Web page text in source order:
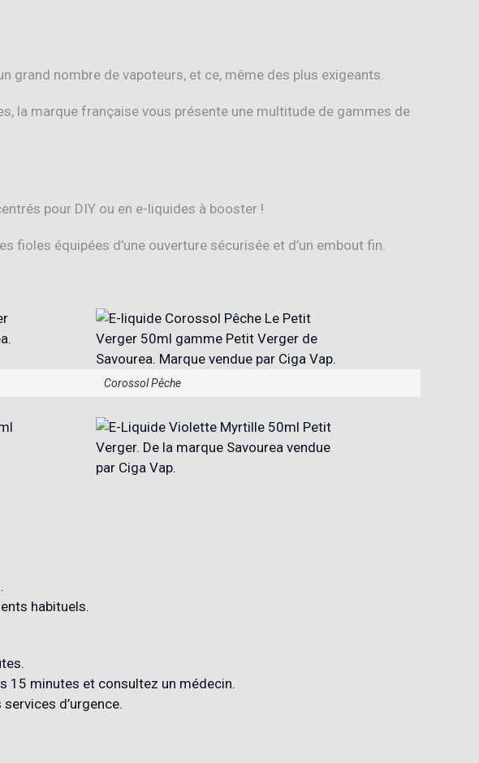
grand nombre de vapoteurs, et ce, même des plus exigeants.
la marque française vous présente une multitude de gammes de
pour DIY ou en e-liquides à booster !
équipées d’une ouverture sécurisée et d’un embout fin.
Corossol Pêche
habituels.
15 minutes et consultez un médecin.
d’urgence.